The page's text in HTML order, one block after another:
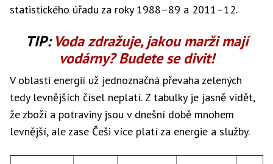
statistického úřadu za roky 1988–89 a 2011–12.
TIP:Voda zdražuje, jakou marži mají
vodárny? Budete se divit!
V oblasti energií už jednoznačná převaha zelených
tedy levnějších čísel neplatí. Z tabulky je jasně vidět,
že zboží a potraviny jsou v dnešní době mnohem
levnější, ale zase Češi více platí za energie a služby.